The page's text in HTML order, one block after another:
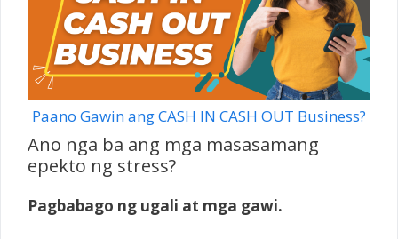
Paano Gawin ang CASH IN CASH OUT Business?
Ano nga ba ang mga masasamang
epekto ng stress?
Pagbabago ng ugali at mga gawi.